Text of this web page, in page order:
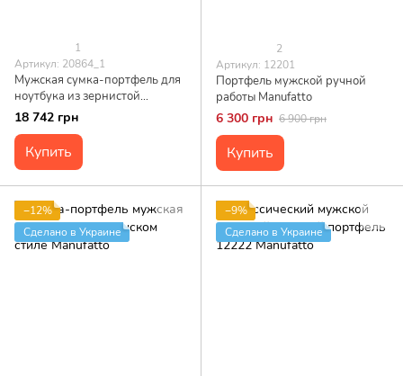
1
Артикул: 20864_1
Мужская сумка-портфель для
ноутбука из зернистой
натуральной кожи Tony Perotti
20864_1 (6036-38 nero)
Черный
18 742 грн
Купить
2
Артикул: 12201
Портфель мужской ручной
работы Manufatto
6 300 грн 6 900 грн
Купить
−12%
Сделано в Украине
−9%
Сделано в Украине